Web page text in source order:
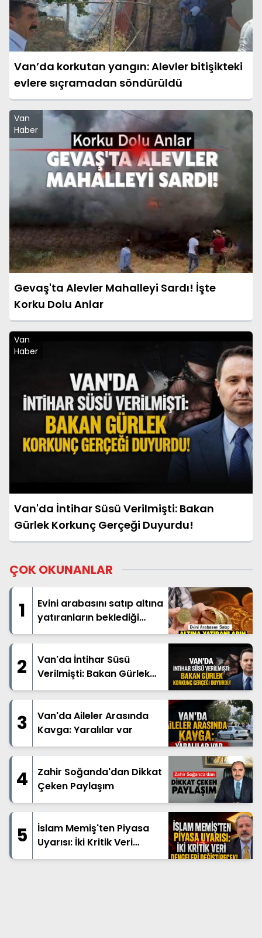
Van’da korkutan yangın: Alevler bitişikteki
evlere sıçramadan söndürüldü
Van
Haber
Gevaş'ta Alevler Mahalleyi Sardı! İşte
Korku Dolu Anlar
Van
Haber
Van'da İntihar Süsü Verilmişti: Bakan
Gürlek Korkunç Gerçeği Duyurdu!
ÇOK OKUNANLAR
1
Evini arabasını satıp altına
yatıranların beklediği
haber geldi
2
Van'da İntihar Süsü
Verilmişti: Bakan Gürlek
Korkunç Gerçeği Duyurdu!
3
Van'da Aileler Arasında
Kavga: Yaralılar var
4
Zahir Soğanda'dan Dikkat
Çeken Paylaşım
5
İslam Memiş'ten Piyasa
Uyarısı: İki Kritik Veri
Dengeleri Değiştirecek!